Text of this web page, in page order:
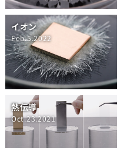
イオン
Feb.5.2022
熱伝導
Oct.23.2021